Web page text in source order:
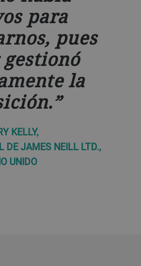
para
pues
la
KELLY,
DE JAMES NEILL LTD.,
UNIDO